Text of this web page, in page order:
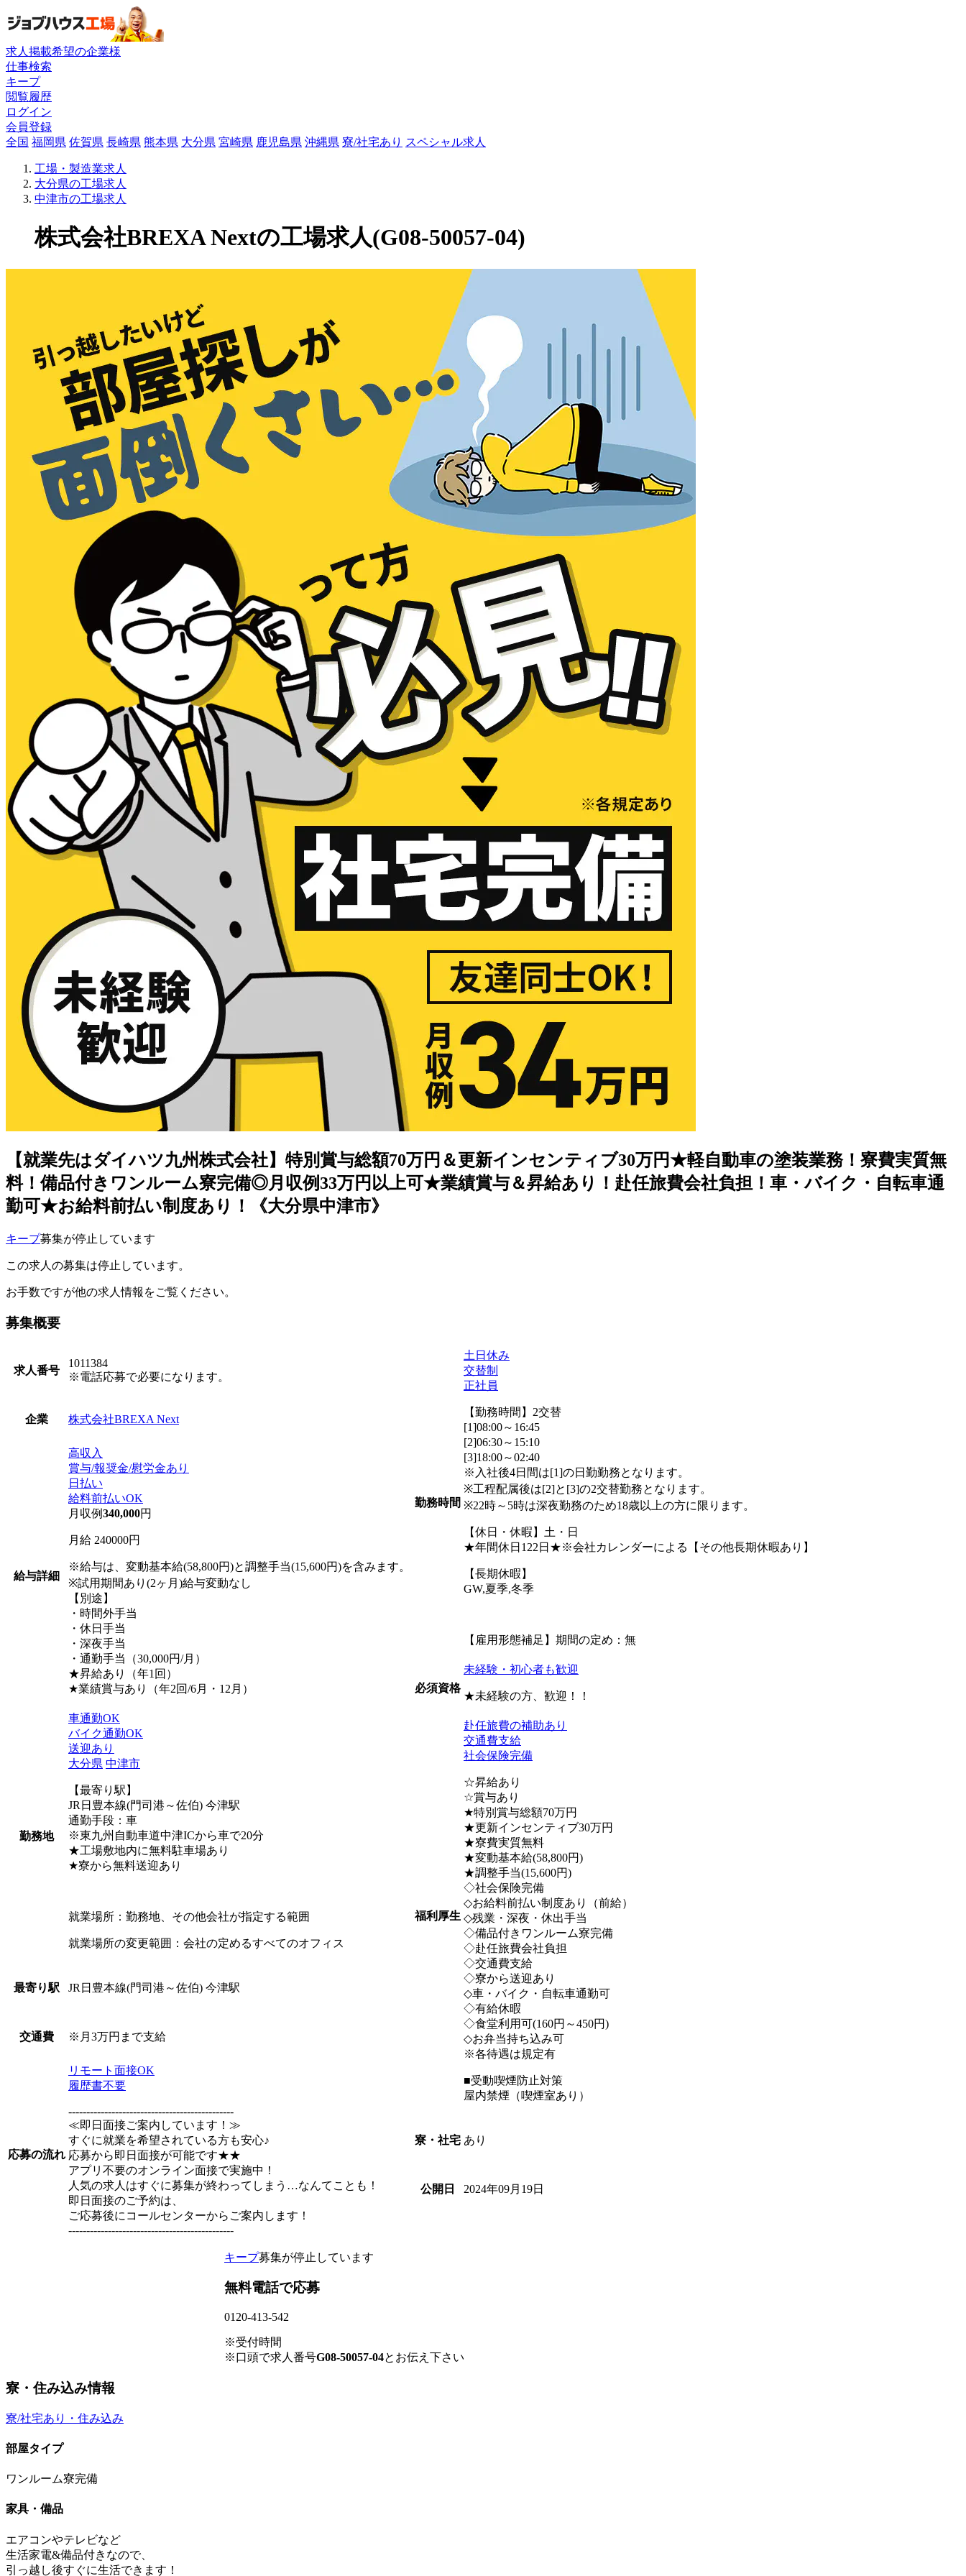
求人掲載希望の企業様
仕事検索
キープ
閲覧履歴
ログイン
会員登録
全国 福岡県 佐賀県 長崎県 熊本県 大分県 宮崎県 鹿児島県 沖縄県 寮/社宅あり スペシャル求人
工場・製造業求人
大分県の工場求人
中津市の工場求人
株式会社BREXA Nextの工場求人(G08-50057-04)
【就業先はダイハツ九州株式会社】特別賞与総額70万円＆更新インセンティブ30万円★軽自動車の塗装業務！寮費実質無
料！備品付きワンルーム寮完備◎月収例33万円以上可★業績賞与＆昇給あり！赴任旅費会社負担！車・バイク・自転車通
勤可★お給料前払い制度あり！《大分県中津市》
キープ募集が停止しています
この求人の募集は停止しています。
お手数ですが他の求人情報をご覧ください。
募集概要
求人番号
1011384
※電話応募で必要になります。
企業 株式会社BREXA Next
給与詳細
高収入
賞与/報奨金/慰労金あり
日払い
給料前払いOK
月収例340,000円
月給 240000円
※給与は、変動基本給(58,800円)と調整手当(15,600円)を含みます。
※試用期間あり(2ヶ月)給与変動なし
【別途】
・時間外手当
・休日手当
・深夜手当
・通勤手当（30,000円/月）
★昇給あり（年1回）
★業績賞与あり（年2回/6月・12月）
勤務地
車通勤OK
バイク通勤OK
送迎あり
大分県 中津市
【最寄り駅】
JR日豊本線(門司港～佐伯) 今津駅
通勤手段：車
※東九州自動車道中津ICから車で20分
★工場敷地内に無料駐車場あり
★寮から無料送迎あり
就業場所：勤務地、その他会社が指定する範囲
就業場所の変更範囲：会社の定めるすべてのオフィス
最寄り駅 JR日豊本線(門司港～佐伯) 今津駅
交通費 ※月3万円まで支給
応募の流れ
リモート面接OK
履歴書不要
----------------------------------------------
≪即日面接ご案内しています！≫
すぐに就業を希望されている方も安心♪
応募から即日面接が可能です★★
アプリ不要のオンライン面接で実施中！
人気の求人はすぐに募集が終わってしまう…なんてことも！
即日面接のご予約は、
ご応募後にコールセンターからご案内します！
----------------------------------------------
勤務時間
土日休み
交替制
正社員
【勤務時間】2交替
[1]08:00～16:45
[2]06:30～15:10
[3]18:00～02:40
※入社後4日間は[1]の日勤勤務となります。
※工程配属後は[2]と[3]の2交替勤務となります。
※22時～5時は深夜勤務のため18歳以上の方に限ります。
【休日・休暇】土・日
★年間休日122日★※会社カレンダーによる【その他長期休暇あり】
【長期休暇】
GW,夏季,冬季
【雇用形態補足】期間の定め：無
必須資格
未経験・初心者も歓迎
★未経験の方、歓迎！！
福利厚生
赴任旅費の補助あり
交通費支給
社会保険完備
☆昇給あり
☆賞与あり
★特別賞与総額70万円
★更新インセンティブ30万円
★寮費実質無料
★変動基本給(58,800円)
★調整手当(15,600円)
◇社会保険完備
◇お給料前払い制度あり（前給）
◇残業・深夜・休出手当
◇備品付きワンルーム寮完備
◇赴任旅費会社負担
◇交通費支給
◇寮から送迎あり
◇車・バイク・自転車通勤可
◇有給休暇
◇食堂利用可(160円～450円)
◇お弁当持ち込み可
※各待遇は規定有
■受動喫煙防止対策
屋内禁煙（喫煙室あり）
寮・社宅 あり
公開日 2024年09月19日
キープ募集が停止しています
無料電話で応募
0120-413-542
※受付時間
※口頭で求人番号G08-50057-04とお伝え下さい
寮・住み込み情報
寮/社宅あり・住み込み
部屋タイプ
ワンルーム寮完備
家具・備品
エアコンやテレビなど
生活家電&備品付きなので、
引っ越し後すぐに生活できます！